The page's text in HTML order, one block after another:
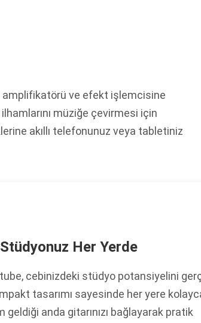
amplifikatörü ve efekt işlemcisine
müziğe çevirmesi için
akıllı telefonunuz veya tabletiniz
Her Yerde
cebinizdeki stüdyo potansiyelini
tasarımı sayesinde her yere
geldiği anda gitarınızı bağlayarak pratik